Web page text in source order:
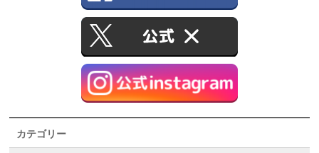
カテゴリー